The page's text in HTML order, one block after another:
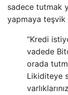
sadece tutmak
yapmaya teşvik
“Kredi
vadede
orada
Likiditeye